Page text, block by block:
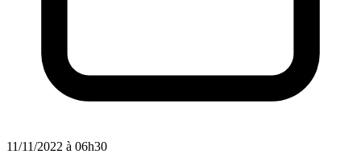
11/11/2022 à 06h30